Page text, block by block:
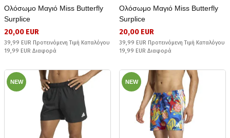
Ολόσωμο Μαγιό Miss Butterfly
Surplice
20,00 EUR
39,99 EUR Προτεινόμενη Τιμή Καταλόγου
19,99 EUR Διαφορά
Ολόσωμο Μαγιό Miss Butterfly
Surplice
20,00 EUR
39,99 EUR Προτεινόμενη Τιμή Καταλόγου
19,99 EUR Διαφορά
NEW NEW